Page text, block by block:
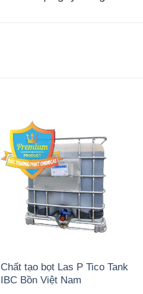
Chất tạo bọt Las P Tico Tank
IBC Bồn Việt Nam